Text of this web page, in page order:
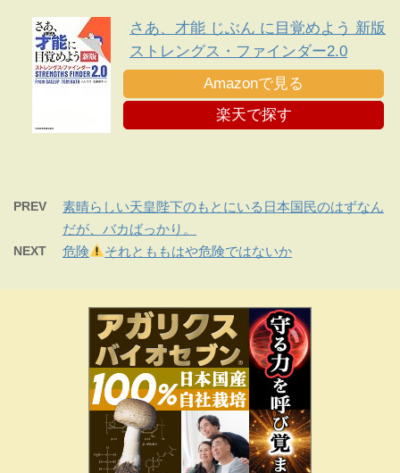
さあ、才能 じぶん に目覚めよう 新版
ストレングス・ファインダー2.0
Amazonで見る
楽天で探す
PREV
素晴らしい天皇陛下のもとにいる日本国民のはずなん
だが、バカばっかり。
NEXT 危険 それとももはや危険ではないか